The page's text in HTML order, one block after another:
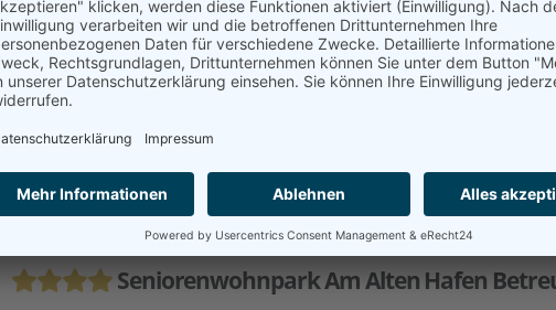
Seit über 20 Jahren sind wir in verschiedenen Bereichen der Pflege aktiv.
Bertels & Blömer Gruppe umfasst stationäre, ambulante und
Pflege. Darüber hinaus haben wir uns mit verschiedenen
unserer Region einen...
Seniorenwohnpark Am Alten Hafen